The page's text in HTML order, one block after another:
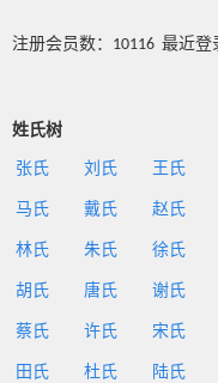
注册会员数：10116 最近
姓氏树
张氏 刘氏 王氏
马氏 戴氏 赵氏
林氏 朱氏 徐氏
胡氏 唐氏 谢氏
蔡氏 许氏 宋氏
田氏 杜氏 陆氏